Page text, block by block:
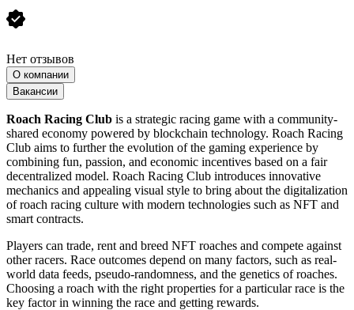
Нет отзывов
О компании
Вакансии
Roach Racing Club is a strategic racing game with a community-
shared economy powered by blockchain technology. Roach Racing
Club aims to further the evolution of the gaming experience by
combining fun, passion, and economic incentives based on a fair
decentralized model. Roach Racing Club introduces innovative
mechanics and appealing visual style to bring about the digitalization
of roach racing culture with modern technologies such as NFT and
smart contracts.
Players can trade, rent and breed NFT roaches and compete against
other racers. Race outcomes depend on many factors, such as real-
world data feeds, pseudo-randomness, and the genetics of roaches.
Choosing a roach with the right properties for a particular race is the
key factor in winning the race and getting rewards.